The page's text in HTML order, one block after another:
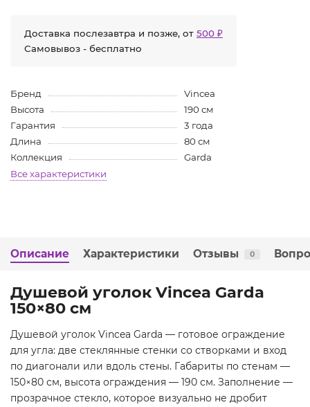
Доставка послезавтра и позже, от 500 ₽
Самовывоз - бесплатно
Бренд
Vincea
Высота
190 см
Гарантия
3 года
Длина
80 см
Коллекция
Garda
Все характеристики
Описание Характеристики Отзывы 0
Душевой уголок Vincea Garda
150×80 см
Душевой уголок Vincea Garda — готовое ограждение
для угла: две стеклянные стенки со створками и вход
по диагонали или вдоль стены. Габариты по стенам —
150×80 см, высота ограждения — 190 см. Заполнение —
прозрачное стекло, которое визуально не дробит